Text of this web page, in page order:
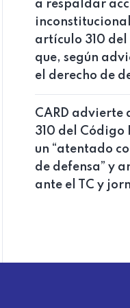
a respaldar
artículo 310 del
que, según
el derecho de
CARD advierte
310 del Código
un “atentado
de defensa” y
ante el TC y